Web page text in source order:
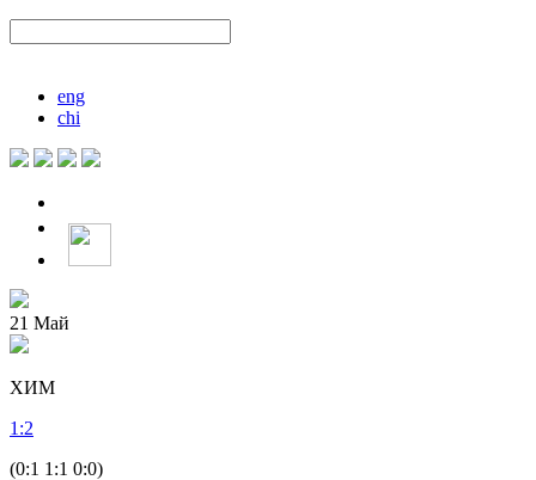
eng
chi
21 Май
ХИМ
1 :2
(0:1 1:1 0:0)